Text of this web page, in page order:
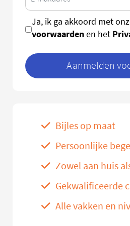
Ja, ik ga akkoord met
voorwaardenen het
Aanmelden
Bijles op maat
Persoonlijke
Zowel aan huis
Gekwalificeerde
Alle vakken en